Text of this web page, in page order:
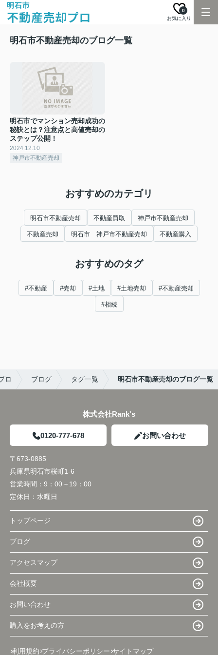
お気に入り
0
明石市不動産売却のブログ一覧
明石市でマンション売却成功の
秘訣とは？注意点と高値売却の
ステップ公開！
2024.12.10
神戸市不動産売却
おすすめのカテゴリ
明石市不動産売却 不動産買取 神戸市不動産売却
不動産売却 明石市 神戸市不動産売却 不動産購入
おすすめのタグ
#不動産 #売却 #土地 #土地売却 #不動産売却
#相続
ロ ブログ タグ一覧 明石市不動産売却のブログ一覧
株式会社Rank's
0120-777-678 お問い合わせ
〒673-0885
兵庫県明石市桜町1-6
営業時間： 9：00～19：00
定休日： 水曜日
トップページ
ブログ
アクセスマップ
会社概要
お問い合わせ
購入をお考えの方
利用規約 プライバシーポリシー サイトマップ